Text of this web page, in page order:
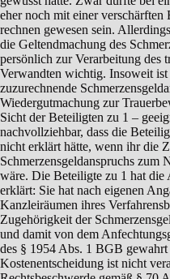
eher noch mit einer verschärften
rechnen gewesen sein.
die Geltendmachung des
persönlich zur Verarbeitung des
Verwandten wichtig. Insoweit ist
zuzurechnende
Wiedergutmachung zur
Sicht der Beteiligten zu 1 –
nachvollziehbar, dass die
nicht erklärt hätte, wenn ihr die
Schmerzensgeldanspruchs zum
wäre. Die Beteiligte zu 1 hat die
erklärt: Sie hat nach eigenen
Kanzleiräumen ihres
Zugehörigkeit der
und damit von dem
des § 1954 Abs. 1 BGB
Kostenentscheidung ist nicht